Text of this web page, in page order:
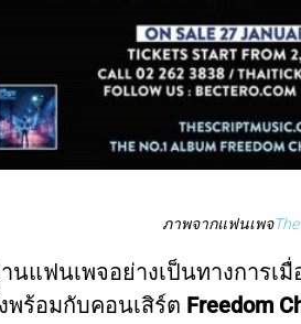
ภาพจากแฟนเพจ
นแฟนเพจอย่างเป็นทางการเ
พร้อมกับคอนเสิร์ต Freedom